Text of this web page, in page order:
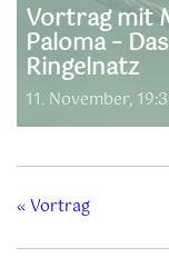
Vortrag mit
Paloma –
Ringelnatz
11. November,
«Vortrag